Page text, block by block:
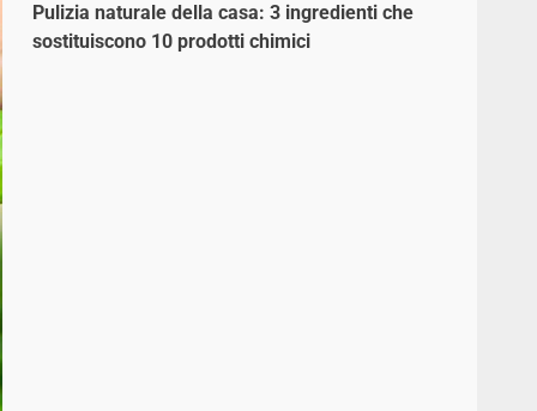
Pulizia naturale della casa: 3 ingredienti che
sostituiscono 10 prodotti chimici